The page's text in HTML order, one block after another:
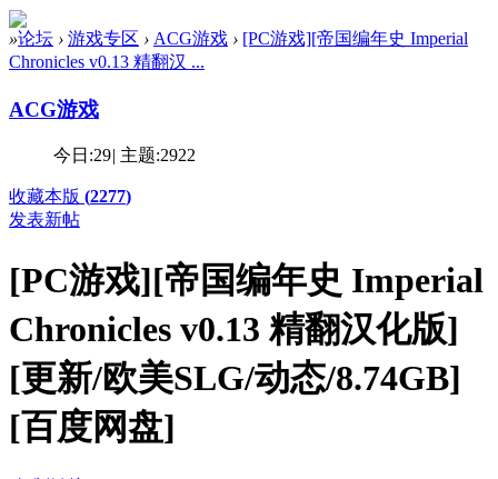
»论坛 › 游戏专区 › ACG游戏 › [PC游戏][帝国编年史 Imperial
Chronicles v0.13 精翻汉 ...
ACG游戏
今日:29| 主题:2922
收藏本版 (2277)
发表新帖
[PC游戏][帝国编年史 Imperial
Chronicles v0.13 精翻汉化版]
[更新/欧美SLG/动态/8.74GB]
[百度网盘]